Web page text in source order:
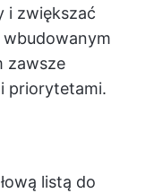
i zwiększać
wbudowanym
zawsze
priorytetami.
listą do